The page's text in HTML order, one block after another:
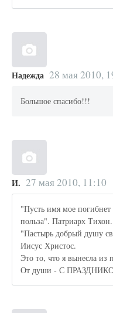
Надежда 28 мая 2010,
Большое спасибо!!!
И. 27 мая 2010, 11:10
"Пусть имя мое
польза". Патриарх Тихон.
"Пастырь добрый душу
Иисус Христос.
Это то, что я вынесла из
От души - С